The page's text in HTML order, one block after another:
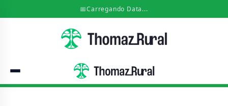
📅Carregando Data...